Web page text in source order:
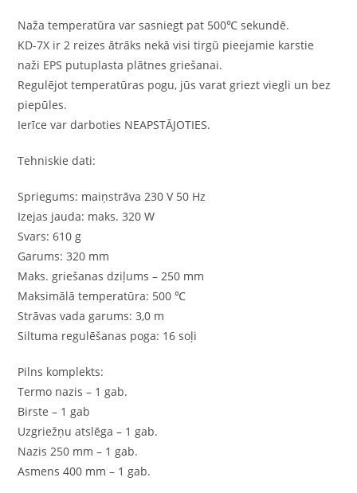
Naža temperatūra var sasniegt pat 500℃ sekundē.
KD-7X ir 2 reizes ātrāks nekā visi tirgū pieejamie karstie
naži EPS putuplasta plātnes griešanai.
Regulējot temperatūras pogu, jūs varat griezt viegli un bez
piepūles.
Ierīce var darboties NEAPSTĀJOTIES.
Tehniskie dati:
Spriegums: maiņstrāva 230 V 50 Hz
Izejas jauda: maks. 320 W
Svars: 610 g
Garums: 320 mm
Maks. griešanas dziļums – 250 mm
Maksimālā temperatūra: 500 ℃
Strāvas vada garums: 3,0 m
Siltuma regulēšanas poga: 16 soļi
Pilns komplekts:
Termo nazis – 1 gab.
Birste – 1 gab
Uzgriežņu atslēga – 1 gab.
Nazis 250 mm – 1 gab.
Asmens 400 mm – 1 gab.